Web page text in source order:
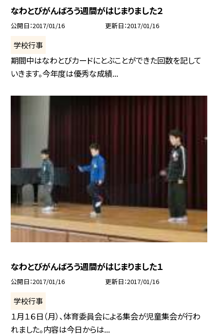
なわとびがんばろう週間がはじまりました２
公開日 2017/01/16 更新日 2017/01/16
学校行事
期間中はなわとびカードにとぶことができた回数を記して
いきます。今年度は優秀な成績...
なわとびがんばろう週間がはじまりました１
公開日 2017/01/16 更新日 2017/01/16
学校行事
１月１６日（月）、体育委員会による集会が児童集会が行わ
れました。内容は今日からは...